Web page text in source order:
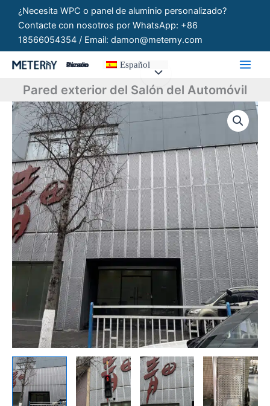
contenido
¿Necesita WPC o panel de aluminio personalizado?
Contacte con nosotros por WhatsApp: +86
18566054354 / Email: damon@meterny.com
Paneles Personalizados Español
Pared exterior del Salón del Automóvil